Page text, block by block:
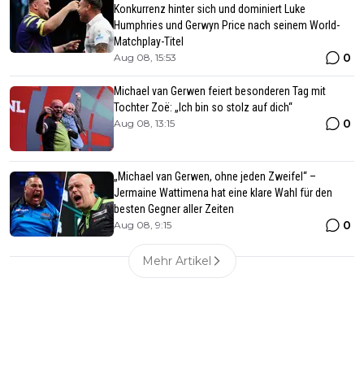
Konkurrenz hinter sich und dominiert Luke
Humphries und Gerwyn Price nach seinem World-
Matchplay-Titel
Aug 08, 15:53 0
Michael van Gerwen feiert besonderen Tag mit
Tochter Zoë: „Ich bin so stolz auf dich“
Aug 08, 13:15 0
„Michael van Gerwen, ohne jeden Zweifel“ –
Jermaine Wattimena hat eine klare Wahl für den
besten Gegner aller Zeiten
Aug 08, 9:15 0
Mehr Artikel